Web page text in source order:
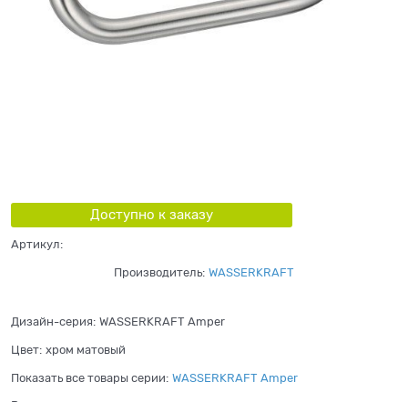
Доступно к заказу
Артикул:
Производитель: WASSERKRAFT
Дизайн-серия: WASSERKRAFT Amper
Цвет: хром матовый
Показать все товары серии: WASSERKRAFT Amper